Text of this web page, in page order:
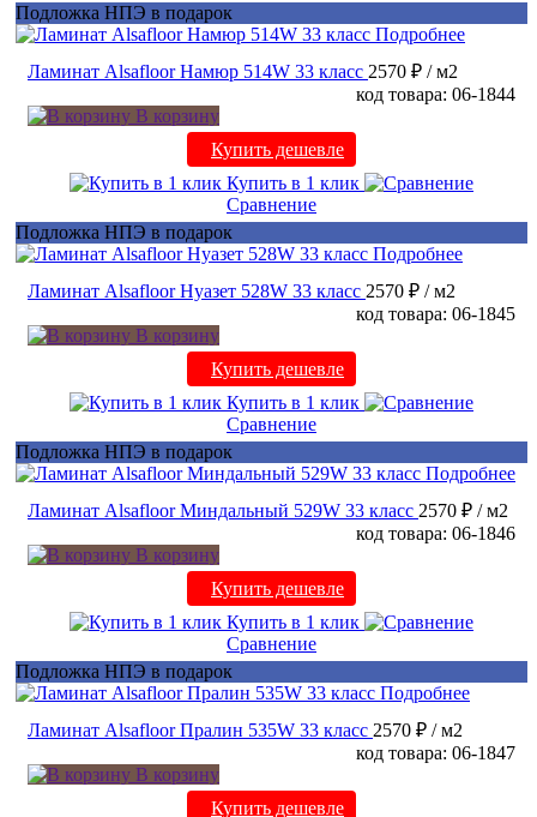
Подложка НПЭ в подарок
Подробнее
Ламинат Alsafloor Намюр 514W 33 класс 2570 ₽ / м2
код товара: 06-1844
В корзину
Купить дешевле
Купить в 1 клик
Сравнение
Подложка НПЭ в подарок
Подробнее
Ламинат Alsafloor Нуазет 528W 33 класс 2570 ₽ / м2
код товара: 06-1845
В корзину
Купить дешевле
Купить в 1 клик
Сравнение
Подложка НПЭ в подарок
Подробнее
Ламинат Alsafloor Миндальный 529W 33 класс 2570 ₽ / м2
код товара: 06-1846
В корзину
Купить дешевле
Купить в 1 клик
Сравнение
Подложка НПЭ в подарок
Подробнее
Ламинат Alsafloor Пралин 535W 33 класс 2570 ₽ / м2
код товара: 06-1847
В корзину
Купить дешевле